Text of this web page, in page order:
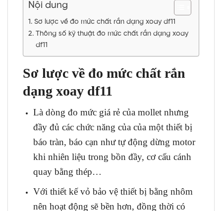
Nội dung
Sơ lược về đo mức chất rắn dạng xoay df11
Thông số kỹ thuật đo mức chất rắn dạng xoay
df11
Sơ lược về đo mức chất rắn
dạng xoay df11
Là dòng đo mức giá rẻ của mollet nhưng
đầy đủ các chức năng của của một thiết bị
báo tràn, báo cạn như tự động dừng motor
khi nhiên liệu trong bồn đầy, cơ cấu cánh
quay bằng thép…
Với thiết kế vỏ bảo vệ thiết bị bằng nhôm
nên hoạt động sẽ bền hơn, đồng thời có